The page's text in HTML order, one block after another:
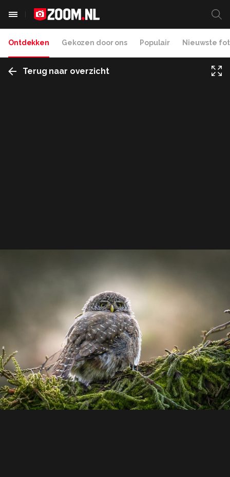
Ontdekken Gekozen door ons Populair Nieuwste
Terug naar overzicht